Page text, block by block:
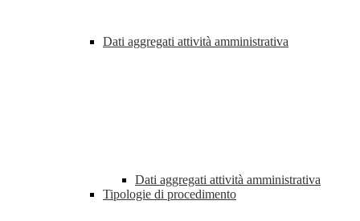
Dati aggregati attività amministrativa
Dati aggregati attività amministrativa
Tipologie di procedimento